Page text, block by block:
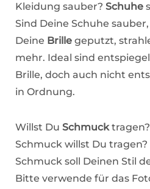
Kleidung sauber? Schuhe
Sind Deine Schuhe
Deine Brille geputzt,
mehr. Ideal sind
Brille, doch auch nicht
in Ordnung.
Willst Du Schmuck
Schmuck willst Du tragen?
Schmuck soll Deinen Stil
Bitte verwende für das